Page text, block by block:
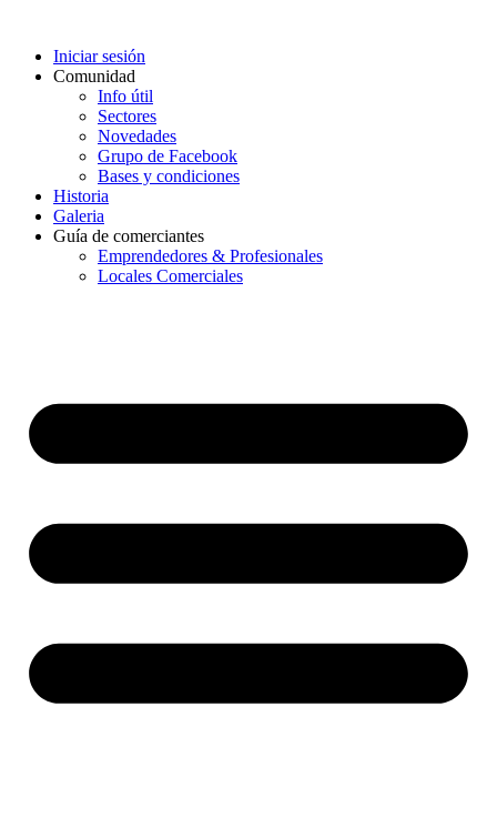
Iniciar sesión
Comunidad
Info útil
Sectores
Novedades
Grupo de Facebook
Bases y condiciones
Historia
Galeria
Guía de comerciantes
Emprendedores & Profesionales
Locales Comerciales